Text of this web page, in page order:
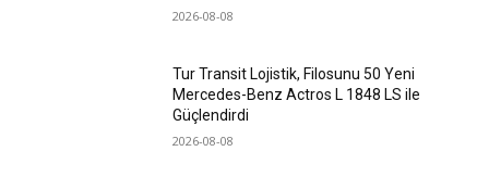
2026-08-08
Tur Transit Lojistik, Filosunu 50 Yeni
Mercedes-Benz Actros L 1848 LS ile
Güçlendirdi
2026-08-08